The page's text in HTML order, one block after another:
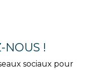
NOUS !
sociaux pour